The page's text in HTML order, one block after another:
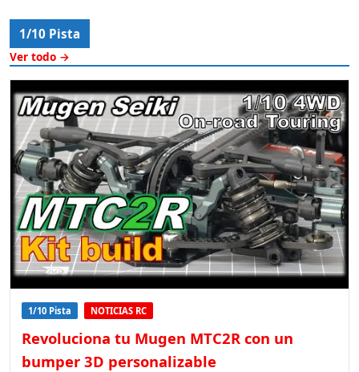
1/10 Pista
Ver todo →
1/10 Pista NOTICIAS RC
Revoluciona tu Mugen MTC2R con un
bumper 3D personalizable